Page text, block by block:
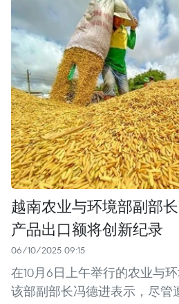
越南农业与环境部副部
产品出口额将创新纪录
06/10/2025 09:15
在10月6日上午举行的农业与
该部副部长冯德进表示，尽管